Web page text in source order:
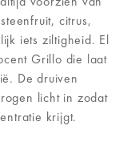
citrus,
iets ziltigheid. El
Grillo die laat
De druiven
licht in zodat
krijgt.